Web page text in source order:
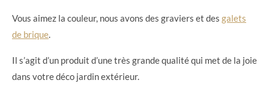
Vous aimez la couleur, nous avons des graviers et des galets
de brique
Il s’agit d’un produit d’une très grande qualité qui met de la joie
dans votre déco jardin extérieur.